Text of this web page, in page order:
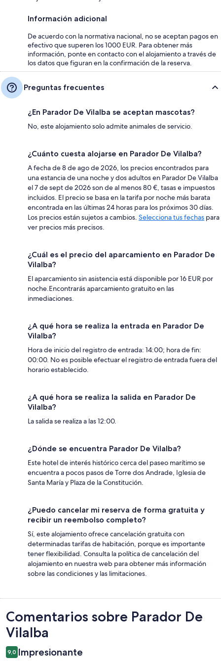
Información adicional
De acuerdo con la normativa nacional, no se aceptan pagos en
efectivo que superen los 1000 EUR. Para obtener más
información, ponte en contacto con el alojamiento a través de
los datos que figuran en la confirmación de la reserva.
Preguntas frecuentes
¿En Parador De Vilalba se aceptan mascotas?
No, este alojamiento solo admite animales de servicio.
¿Cuánto cuesta alojarse en Parador De Vilalba?
A fecha de 8 de ago de 2026, los precios encontrados para
una estancia de una noche y dos adultos en Parador De Vilalba
el 7 de sept de 2026 son de al menos 80 €, tasas e impuestos
incluidos. El precio se basa en la tarifa por noche más barata
encontrada en las últimas 24 horas para los próximos 30 días.
Los precios están sujetos a cambios. Selecciona tus fechas para
ver precios más precisos.
¿Cuál es el precio del aparcamiento en Parador De
Vilalba?
El aparcamiento sin asistencia está disponible por 16 EUR por
noche.Encontrarás aparcamiento gratuito en las
inmediaciones.
¿A qué hora se realiza la entrada en Parador De
Vilalba?
Hora de inicio del registro de entrada: 14:00; hora de fin:
00:00. No es posible efectuar el registro de entrada fuera del
horario establecido.
¿A qué hora se realiza la salida en Parador De
Vilalba?
La salida se realiza a las 12:00.
¿Dónde se encuentra Parador De Vilalba?
Este hotel de interés histórico cerca del paseo marítimo se
encuentra a pocos pasos de Torre dos Andrade, Iglesia de
Santa María y Plaza de la Constitución.
¿Puedo cancelar mi reserva de forma gratuita y
recibir un reembolso completo?
Sí, este alojamiento ofrece cancelación gratuita con
determinadas tarifas de habitación, porque es importante
tener flexibilidad. Consulta la política de cancelación del
alojamiento en nuestra web para obtener más información
sobre las condiciones y las limitaciones.
Comentarios
Comentarios sobre Parador De
Vilalba
9,0 Impresionante